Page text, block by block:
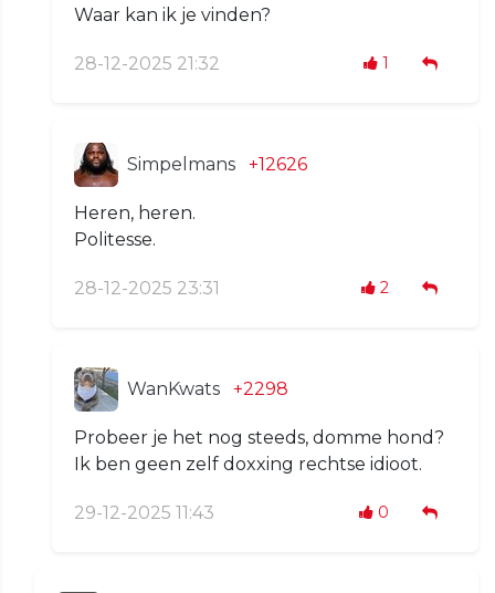
Waar kan ik je vinden?
28-12-2025 21:32 1
Simpelmans +12626
Heren, heren.
Politesse.
28-12-2025 23:31 2
WanKwats +2298
Probeer je het nog steeds, domme hond?
Ik ben geen zelf doxxing rechtse idioot.
29-12-2025 11:43 0